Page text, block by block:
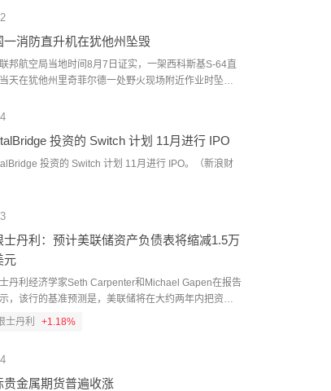
步走高，”David Adams、Andrew Watrous和Molly
周五写道。（财联社）
一消防直升机在犹他州坠毁
邦航空局当地时间8月7日证实，一架西科斯基S-64直
天在犹他州里奇菲尔德一处野火现场附近作业时坠
投资的 Switch 计划 11月进行 IPO
投资的 Switch 计划 11月进行 IPO。（新浪财
士丹利：预计美联储资产负债表将缩减1.5万
元
丹利经济学家Seth Carpenter和Michael Gapen在报告
，该行的基准预测是，美联储将在大约两年内把资产
表规模缩减约1.5万亿美元，最早可能从2027年第一季度
士丹利 +1.18%
贵金属期货普遍收涨